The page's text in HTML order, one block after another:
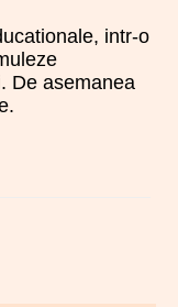
intr-o
De asemanea